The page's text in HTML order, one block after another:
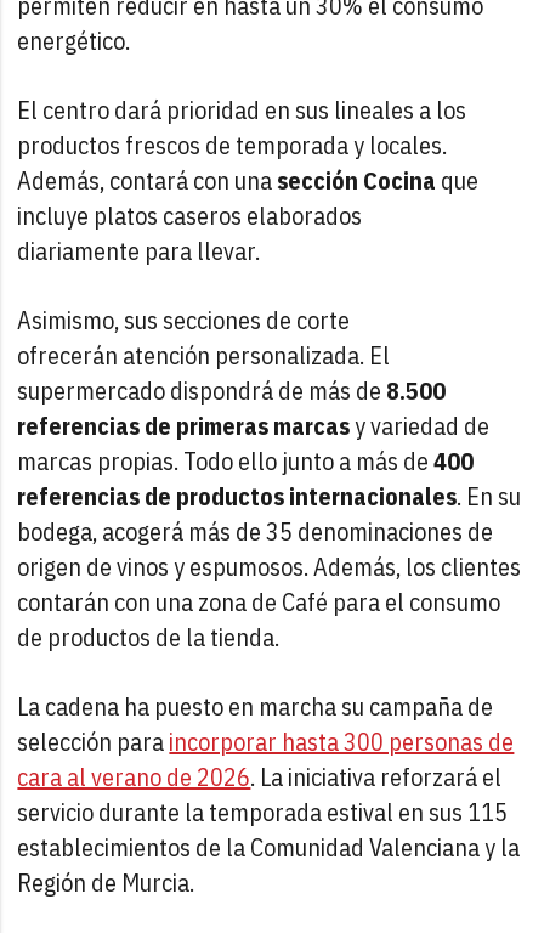
energético.
El centro dará prioridad en sus lineales a los
productos frescos de temporada y locales.
Además, contará con unasección Cocina que
incluye platos caseros elaborados
diariamente para llevar.
Asimismo, sus secciones de corte
ofrecerán atención personalizada. El
supermercado dispondrá de más de 8.500
referencias de primeras marcasy variedad de
marcas propias. Todo ello junto a más de400
referencias de productos internacionales. En su
bodega, acogerá más de 35 denominaciones de
origen de vinos y espumosos. Además, los clientes
contarán con una zona de Café para el consumo
de productos de la tienda.
La cadena ha puesto en marcha su campaña de
selección paraincorporar hasta 300 personas de
cara al verano de 2026. La iniciativa reforzará el
servicio durante la temporada estival en sus 115
establecimientos de la Comunidad Valenciana y la
Región de Murcia.